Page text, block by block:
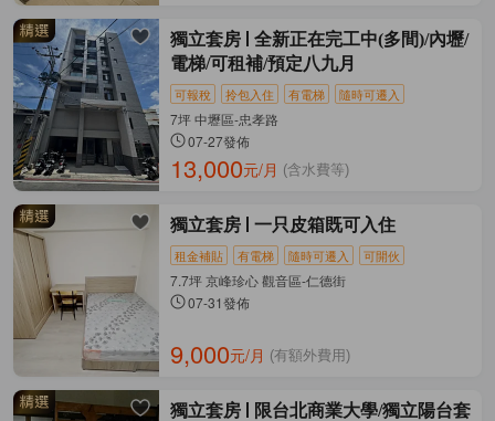
獨立套房
全新正在完工中(多間)/內壢/
電梯/可租補/預定八九月
可報稅 拎包入住 有電梯 隨時可遷入
7坪 中壢區-忠孝路
07-27發佈
13,000元/月 (含水費等)
獨立套房 一只皮箱既可入住
租金補貼 有電梯 隨時可遷入 可開伙
7.7坪 京峰珍心 觀音區-仁德街
07-31發佈
9,000元/月 (有額外費用)
獨立套房
限台北商業大學/獨立陽台套